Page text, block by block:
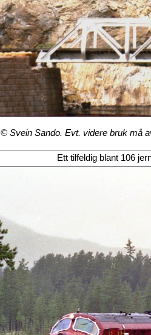
© Svein Sando. Evt. videre bruk må
Ett tilfeldig blant 106